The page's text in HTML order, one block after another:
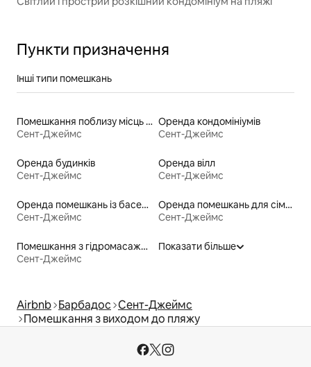
Пункти призначення
Інші типи помешкань
Помешкання поблизу місць для катання на байдарках
Сент-Джеймс
Оренда кондомініумів
Сент-Джеймс
Оренда будинків
Сент-Джеймс
Оренда вілл
Сент-Джеймс
Оренда помешкань із басейном
Сент-Джеймс
Оренда помешкань для сімей
Сент-Джеймс
Помешкання з гідромасажною ванною
Сент-Джеймс
Показати більше
Airbnb Барбадос Сент-Джеймс
Помешкання з виходом до пляжу